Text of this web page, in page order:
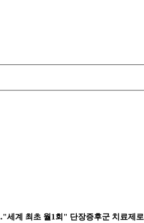
세계 최초 월1회" 단장증후군 치료제